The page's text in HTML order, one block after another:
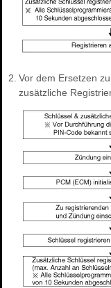
2. Vor dem Ersetzen
zusätzliche